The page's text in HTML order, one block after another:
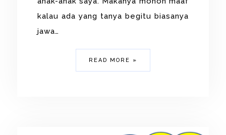
kalau ada yang tanya begitu biasanya
jawa…
READ MORE »